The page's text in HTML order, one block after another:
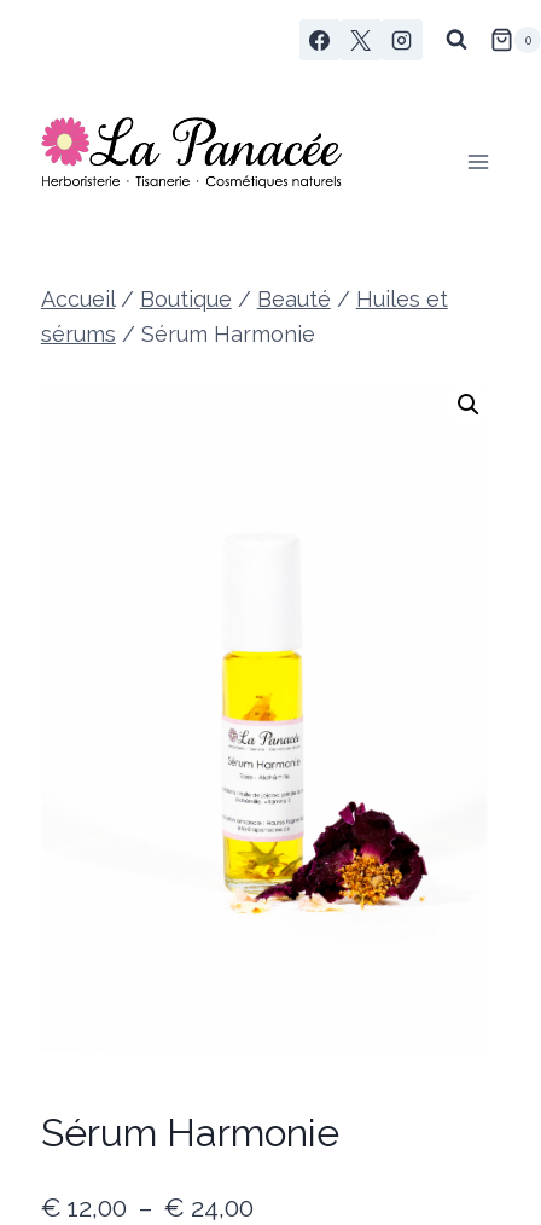
0
Accueil / Boutique / Beauté / Huiles et
sérums / Sérum Harmonie
Sérum Harmonie
€ 12,00 – € 24,00Plage